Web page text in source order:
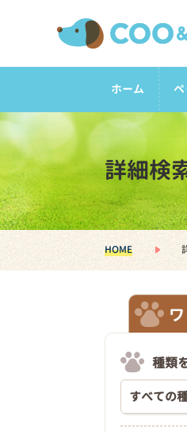
ホーム
詳細検
HOME
種類